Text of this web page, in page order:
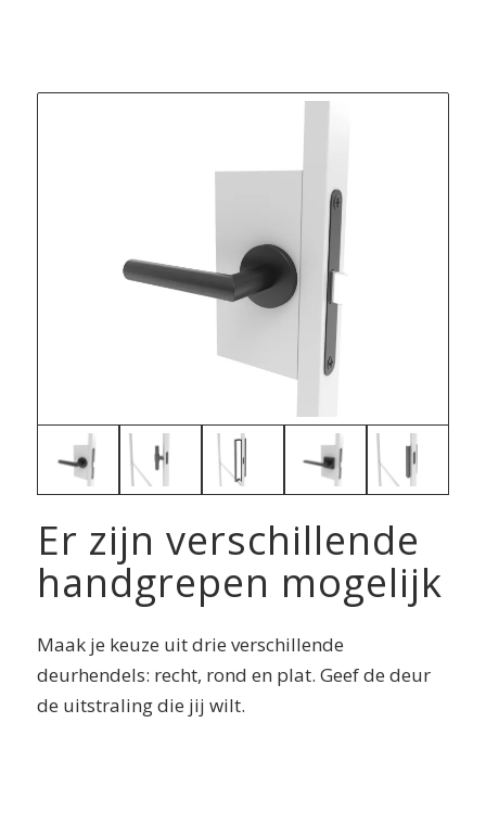
Er zijn verschillende
handgrepen mogelijk
Maak je keuze uit drie verschillende
deurhendels: recht, rond en plat. Geef de deur
de uitstraling die jij wilt.